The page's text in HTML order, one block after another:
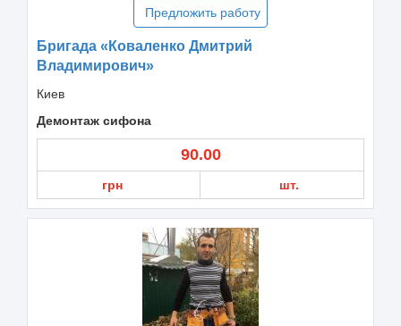
Предложить работу
Бригада «Коваленко Дмитрий
Владимирович»
Киев
Демонтаж сифона
90.00
грн шт.